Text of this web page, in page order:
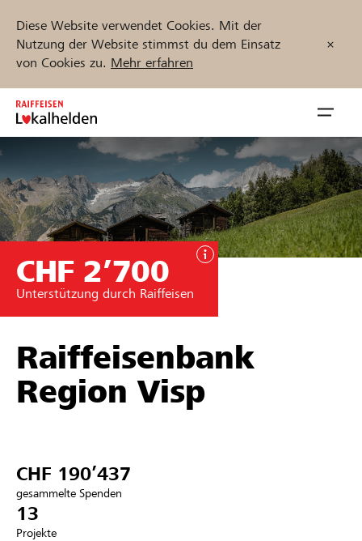
Diese Website verwendet Cookies. Mit der
Nutzung der Website stimmst du dem Einsatz
von Cookies zu. Mehr erfahren
Zum
Inhalt
springen
öffnen
Unterstützen
Hilfe & Support
Partner / Raiffeisenbank
Anmelden
Registrieren
Projekte und Organisationen finden
Jetzt starten
CHF 2’700
Unterstützung durch Raiffeisen
Raiffeisenbank
Region Visp
CHF 190’437
gesammelte Spenden
13
Projekte